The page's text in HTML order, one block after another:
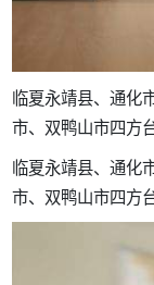
临夏永靖县、通化
市、双鸭山市四方
临夏永靖县、通化
市、双鸭山市四方